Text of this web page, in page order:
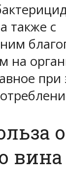
также с
на
при
вина